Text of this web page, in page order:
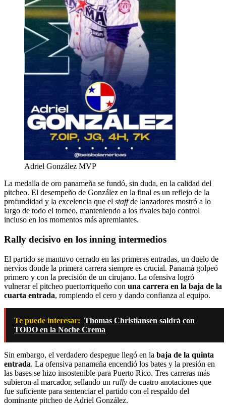
Adriel González MVP
La medalla de oro panameña se fundó, sin duda, en la calidad del
pitcheo. El desempeño de González en la final es un reflejo de la
profundidad y la excelencia que el staffde lanzadores mostró a lo
largo de todo el torneo, manteniendo a los rivales bajo control
incluso en los momentos más apremiantes.
Rally decisivo en los inning intermedios
El partido se mantuvo cerrado en las primeras entradas, un duelo de
nervios donde la primera carrera siempre es crucial. Panamá golpeó
primero y con la precisión de un cirujano. La ofensiva logró
vulnerar el pitcheo puertorriqueño con una carrera en la baja de la
cuarta entrada, rompiendo el cero y dando confianza al equipo.
Te puede interesar: Thomas Christiansen saldrá con
TODO en la Noche Crema
Sin embargo, el verdadero despegue llegó en la baja de la quinta
entrada. La ofensiva panameña encendió los bates y la presión en
las bases se hizo insostenible para Puerto Rico. Tres carreras más
subieron al marcador, sellando un rally de cuatro anotaciones que
fue suficiente para sentenciar el partido con el respaldo del
dominante pitcheo de Adriel González.